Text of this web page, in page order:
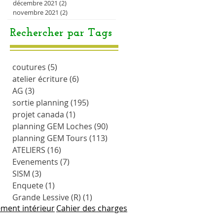
décembre 2021 (2)
novembre 2021 (2)
Rechercher par Tags
coutures (5)
atelier écriture(6)
AG (3)
sortie planning(195)
projet canada (1)
planning GEM Loches (90)
planning GEM Tours (113)
ATELIERS (16)
Evenements (7)
SISM (3)
Enquete(1)
Grande Lessive (R) (1)
intérieurCahier des charges